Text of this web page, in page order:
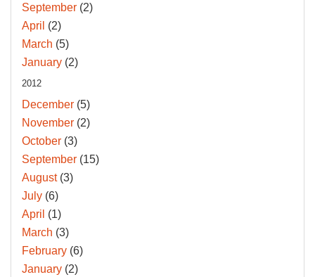
September (2)
April (2)
March (5)
January (2)
2012
December (5)
November (2)
October (3)
September (15)
August(3)
July (6)
April (1)
March (3)
February (6)
January (2)